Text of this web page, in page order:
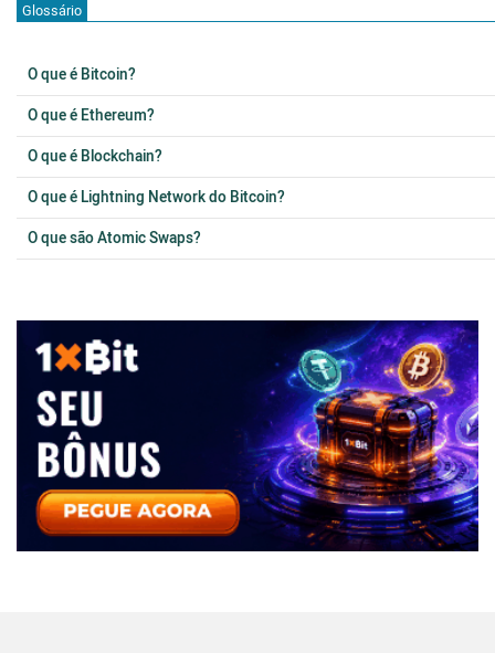
Glossário
O que é Bitcoin?
O que é Ethereum?
O que é Blockchain?
O que é Lightning Network do Bitcoin?
O que são Atomic Swaps?